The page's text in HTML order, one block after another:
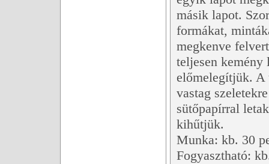
másik lapot.
formákat,
megkenve
teljesen kemény
előmelegítjük. A
vastag
sütőpapírral
kihűtjük.
Munka: kb. 30
Fogyasztható: